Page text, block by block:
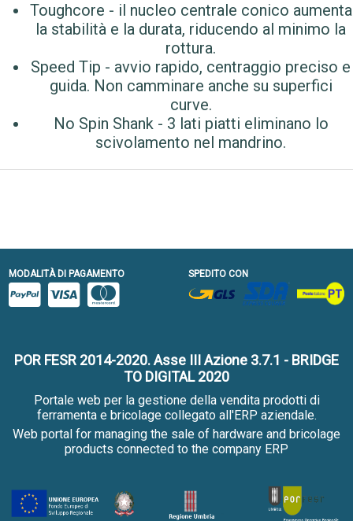
‎Toughcore - il nucleo centrale conico aumenta
la stabilità e la durata, riducendo al minimo la
rottura.‎
‎Speed Tip - avvio rapido, centraggio preciso e
guida. Non camminare anche su superfici
curve.‎
‎No Spin Shank - 3 lati piatti eliminano lo
scivolamento nel mandrino.‎
MODALITÀ DI PAGAMENTO SPEDITO CON
POR FESR 2014-2020. Asse III Azione 3.7.1 - BRIDGE
TO DIGITAL 2020
Portale web per la gestione della vendita prodotti di
ferramenta e bricolage collegato all'ERP aziendale.
Web portal for managing the sale of hardware and bricolage
products connected to the company ERP